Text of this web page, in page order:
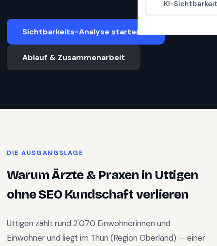
KI-
Sichtbarkeits-Analyse starten
Ablauf & Zusammenarbeit
DIE AUSGANGSLAGE
WarumÄrzte & Praxenin Uttigen
ohne SEO Kundschaft verlieren
Uttigen zählt rund 2'070 Einwohnerinnen und
Einwohner und liegt im Thun (Region Oberland) — einer